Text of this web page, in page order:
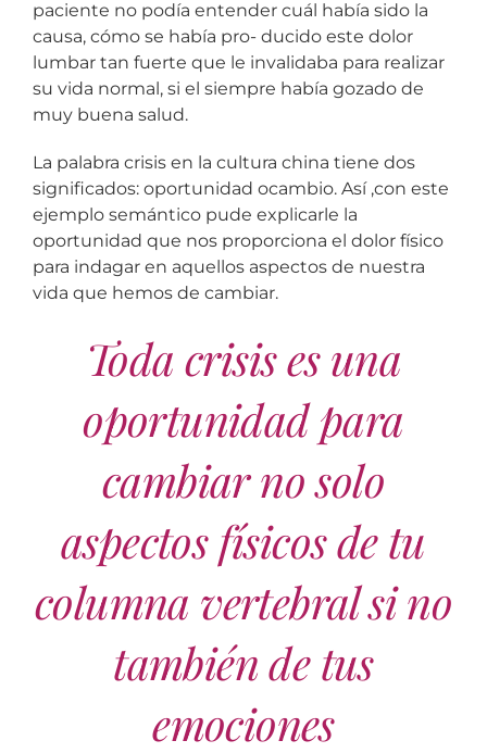
paciente no podía entender cuál había sido la
causa, cómo se había pro- ducido este dolor
lumbar tan fuerte que le invalidaba para realizar
su vida normal, si el siempre había gozado de
muy buena salud.
La palabra crisis en la cultura china tiene dos
significados: oportunidad ocambio. Así ,con este
ejemplo semántico pude explicarle la
oportunidad que nos proporciona el dolor físico
para indagar en aquellos aspectos de nuestra
vida que hemos de cambiar.
Toda crisis es una
oportunidad para
cambiar no solo
aspectos físicos de tu
columna vertebral si no
también de tus
emociones